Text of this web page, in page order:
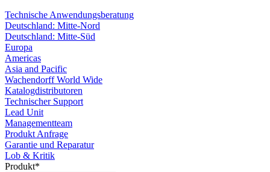
Technische Anwendungsberatung
Deutschland: Mitte-Nord
Deutschland: Mitte-Süd
Europa
Americas
Asia and Pacific
Wachendorff World Wide
Katalogdistributoren
Technischer Support
Lead Unit
Managementteam
Produkt Anfrage
Garantie und Reparatur
Lob & Kritik
Produkt*